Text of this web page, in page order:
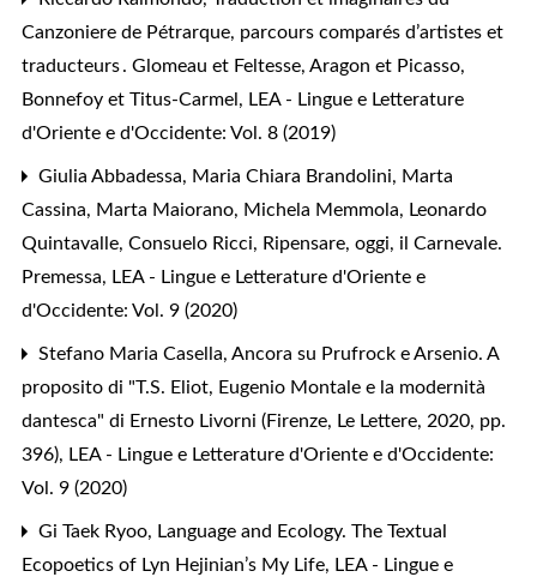
Canzoniere de Pétrarque, parcours comparés d’artistes et
traducteurs . Glomeau et Feltesse, Aragon et Picasso,
Bonnefoy et Titus-Carmel, LEA - Lingue e Letterature
d'Oriente e d'Occidente: Vol. 8 (2019)
Giulia Abbadessa, Maria Chiara Brandolini, Marta
Cassina, Marta Maiorano, Michela Memmola, Leonardo
Quintavalle, Consuelo Ricci, Ripensare, oggi, il Carnevale.
Premessa, LEA - Lingue e Letterature d'Oriente e
d'Occidente: Vol. 9 (2020)
Stefano Maria Casella, Ancora su Prufrock e Arsenio. A
proposito di "T.S. Eliot, Eugenio Montale e la modernità
dantesca" di Ernesto Livorni (Firenze, Le Lettere, 2020, pp.
396), LEA - Lingue e Letterature d'Oriente e d'Occidente:
Vol. 9 (2020)
Gi Taek Ryoo, Language and Ecology. The Textual
Ecopoetics of Lyn Hejinian’s My Life, LEA - Lingue e